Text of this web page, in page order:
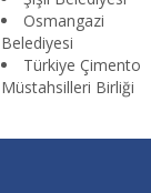
Osmangazi
Belediyesi
Türkiye Çimento
Müstahsilleri Birliği